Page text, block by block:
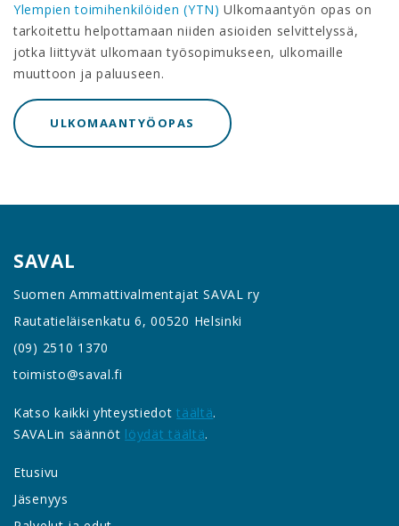
Ylempien toimihenkilöiden (YTN) Ulkomaantyön opas on
tarkoitettu helpottamaan niiden asioiden selvittelyssä,
jotka liittyvät ulkomaan työsopimukseen, ulkomaille
muuttoon ja paluuseen.
ULKOMAANTYÖOPAS
SAVAL
Suomen Ammattivalmentajat SAVAL ry
Rautatieläisenkatu 6, 00520 Helsinki
(09) 2510 1370
toimisto@saval.fi
Katso kaikki yhteystiedottäältä.
SAVALin säännöt löydät täältä.
Etusivu
Jäsenyys